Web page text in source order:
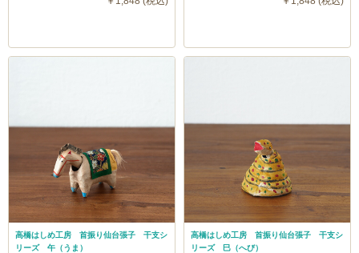
高橋はしめ工房 首振り仙台張子 干支シ
リーズ 午（うま）
高橋はしめ工房 首振り仙台張子 干支シ
リーズ 巳（へび）